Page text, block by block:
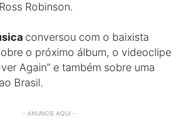
Robinson.
conversou com o baixista
o próximo álbum, o videoclipe
Again” e também sobre uma
Brasil.
- ANUNCIE AQUI -